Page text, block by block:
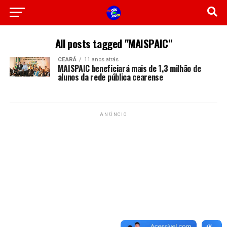
All posts tagged "MAISPAIC"
CEARÁ 11 anos atrás
MAISPAIC beneficiará mais de 1,3 milhão de
alunos da rede pública cearense
ANÚNCIO